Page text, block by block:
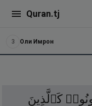
Quran.tj
3 Оли Имрон
كَٱلَّذِينَ